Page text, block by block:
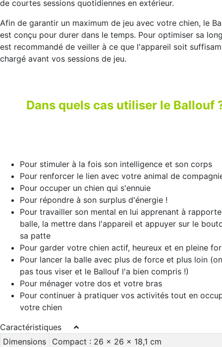
de courtes sessions quotidiennes en extérieur.
Afin de garantir un maximum de jeu avec votre chien, le
est conçu pour durer dans le temps. Pour optimiser sa
est recommandé de veiller à ce que l'appareil soit
chargé avant vos sessions de jeu.
Dans quels cas utiliser le Ballouf
Pour stimuler à la fois son intelligence et son corps
Pour renforcer le lien avec votre animal de
Pour occuper un chien qui s'ennuie
Pour répondre à son surplus d'énergie !
Pour travailler son mental en lui apprenant à
balle, la mettre dans l'appareil et appuyer sur le
sa patte
Pour garder votre chien actif, heureux et en pleine
Pour lancer la balle avec plus de force et plus loin
pas tous viser et le Ballouf l'a bien compris !)
Pour ménager votre dos et votre bras
Pour continuer à pratiquer vos activités tout en
votre chien
Caractéristiques
Dimensions
Compact : 26 x 26 x 18,1 cm